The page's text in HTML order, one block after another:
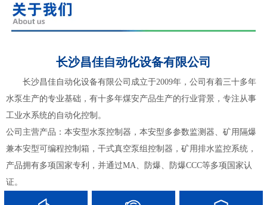
长沙昌佳自动化设备有限公司
长沙昌佳自动化设备有限公司成立于2009年，公司有着三十多年
水泵生产的专业基础，有十多年煤安产品生产的行业背景，专注从事
工业水系统的自动化控制。
公司主营产品：本安型水泵控制器，本安型多参数监测器、矿用隔爆
兼本安型可编程控制箱，干式真空泵组控制器，矿用排水监控系统，
产品拥有多项国家专利，并通过MA、防爆、防爆CCC等多项国家认
证。